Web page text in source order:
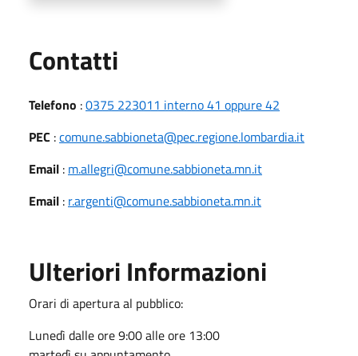
Contatti
Telefono :0375 223011 interno 41 oppure 42
PEC :comune.sabbioneta@pec.regione.lombardia.it
Email : m.allegri@comune.sabbioneta.mn.it
Email : r.argenti@comune.sabbioneta.mn.it
Ulteriori Informazioni
Orari di apertura al pubblico:
Lunedì dalle ore 9:00 alle ore 13:00